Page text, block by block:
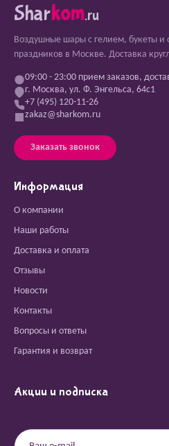
Sharkom.ru
Воздушные шары с гелием, букеты и
праздников в Москве. Доставка
09:00 - 23:00 прием заказов,
г. Москва, ул. Ф. Энгельса, 64с1
+7 (495) 120-11-26
zakaz@sharkom.ru
Заказать звонок
Информация
О компании
Наши работы
Доставка и оплата
Отзывы
Новости
Контакты
Вопросы и ответы
Гарантия и возврат
Акции и подписка